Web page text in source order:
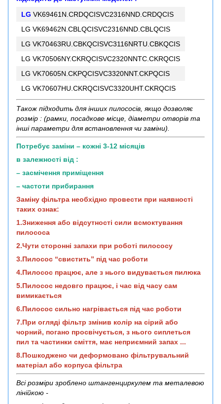
LG VK69461N.CRDQCISVC2316NND.CRDQCIS
LG VK69462N.CBLQCISVC2316NND.CBLQCIS
LG VK70463RU.CBKQCISVC3116NRTU.CBKQCIS
LG VK70506NY.CKRQCISVC2320NNTC.CKRQCIS
LG VK70605N.CKPQCISVC3320NNT.CKPQCIS
LG VK70607HU.CKRQCISVC3320UHT.CKRQCIS
Також підходить для інших пилососів, якщо дозволяє
розмір : (рамки, посадкове місце, діаметри отворів та
інші параметри для встановлення чи заміни).
Потребує заміни – кожні 3-12 місяців
в залежності від :
– засмічення приміщення
– частоти прибирання
Заміну фільтра необхідно провести при наявності
таких ознак:
1.Зниження або відсутності сили всмоктування
пилососа
2.Чути сторонні запахи при роботі пилососу
3.Пилосос “свистить” під час роботи
4.Пилосос працює, але з нього видувається пилюка
5.Пилосос недовго працює, і час від часу сам
вимикається
6.Пилосос сильно нагрівається під час роботи
7.При огляді фільтр змінив колір на сірий або
чорний, погано просвічується, з нього сиплеться
пил та частинки сміття, має неприємний запах ...
8.Пошкоджено чи деформовано фільтрувальний
матеріал або корпуса фільтра
Всі розміри зроблено штангенциркулем та металевою
лінійкою -